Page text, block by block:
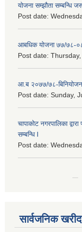
योजना सम्झौता सम्बन्धि
Post date:
आबधिक योजना ७७/७८-
Post date:
आ.ब २०७७/७८-
Post date: Sunday,
चापाकोट नगरपालिका
सम्बन्धि I
Post date:
सार्वजनिक